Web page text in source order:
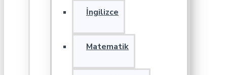
İngilizce
Matematik